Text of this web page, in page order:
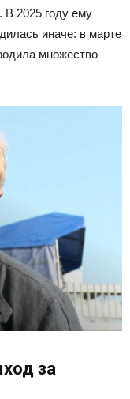
2025 году ему
иначе: в марте
множество
за